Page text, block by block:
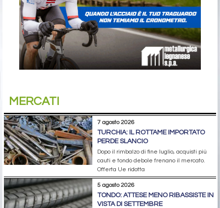
MERCATI
7 agosto 2026
TURCHIA: IL ROTTAME IMPORTATO
PERDE SLANCIO
Dopo il rimbalzo di fine luglio, acquisti più
cauti e tondo debole frenano il mercato.
Offerta Ue ridotta
5 agosto 2026
TONDO: ATTESE MENO RIBASSISTE IN
VISTA DI SETTEMBRE